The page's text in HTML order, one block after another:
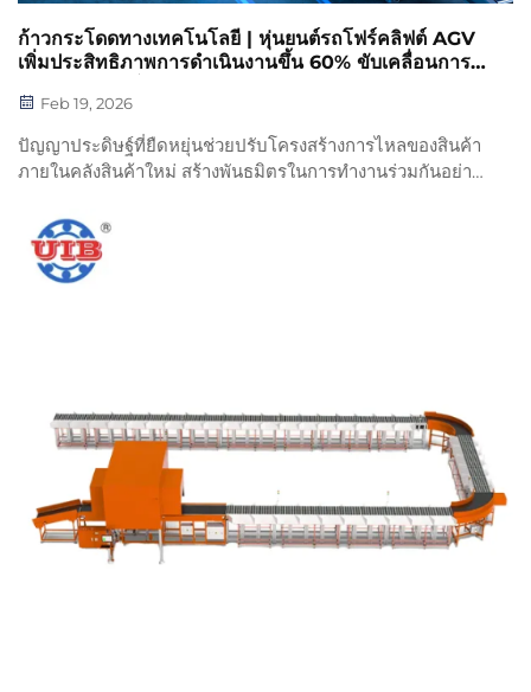
ก้าวกระโดดทางเทคโนโลยี | หุ่นยนต์รถโฟร์คลิฟต์ AGV
เพิ่มประสิทธิภาพการดำเนินงานขึ้น 60% ขับเคลื่อนการ
Feb 19, 2026
ปัญญาประดิษฐ์ที่ยืดหยุ่นช่วยปรับโครงสร้างการไหลของสินค้า
ภายในคลังสินค้าใหม่ สร้างพันธมิตรในการทำงานร่วมกันอย่าง
อัตโนมัติ ในช่วงไม่กี่ปีที่ผ่านมา ด้วยการพัฒนาอย่างรวดเร็ว
ของระบบโลจิสติกส์อัจฉริยะ รถโฟร์คลิฟต์แบบดั้งเดิมจึงไม่
สามารถรองรับความต้องการได้...